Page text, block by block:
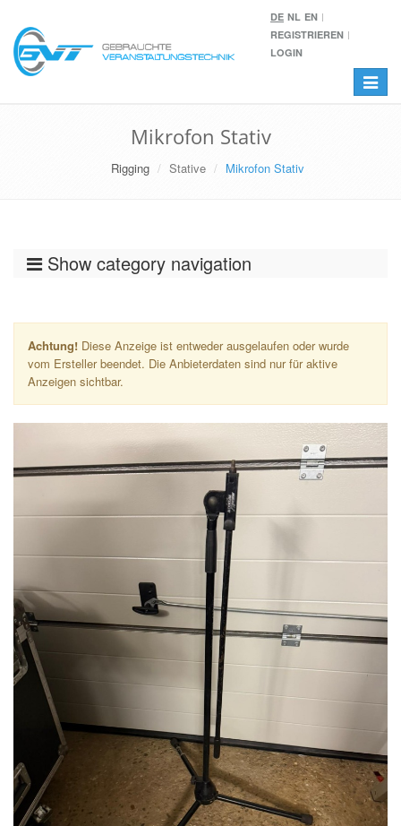
DE NL EN
REGISTRIEREN
LOGIN
Toggle
Mikrofon Stativ
Rigging Stative Mikrofon Stativ
Show category navigation
Achtung! Diese Anzeige ist entweder ausgelaufen oder wurde
vom Ersteller beendet. Die Anbieterdaten sind nur für aktive
Anzeigen sichtbar.